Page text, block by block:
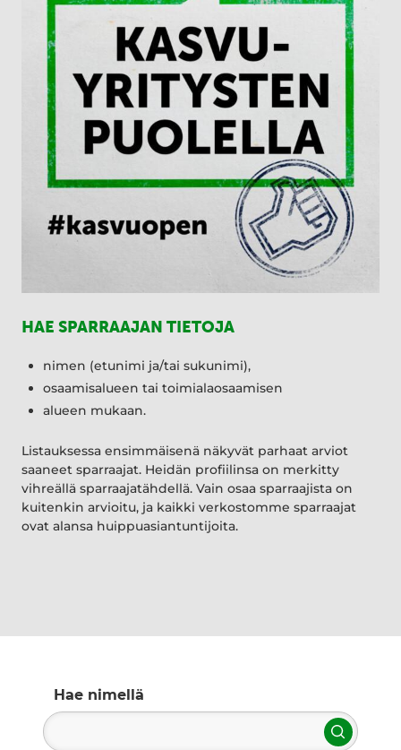
HAE SPARRAAJAN TIETOJA
nimen (etunimi ja/tai sukunimi),
osaamisalueen tai toimialaosaamisen
alueen mukaan.
Listauksessa ensimmäisenä näkyvät parhaat arviot
saaneet sparraajat. Heidän profiilinsa on merkitty
vihreällä sparraajatähdellä. Vain osaa sparraajista on
kuitenkin arvioitu, ja kaikki verkostomme sparraajat
ovat alansa huippuasiantuntijoita.
Hae nimellä
Hae